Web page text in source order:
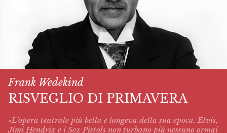
Frank Wedekind
RISVEGLIO DI PRIMAVERA
«L'opera teatrale più bella e longeva della sua epoca. Elvis,
Jimi Hendrix e i Sex Pistols non turbano più nessuno ormai